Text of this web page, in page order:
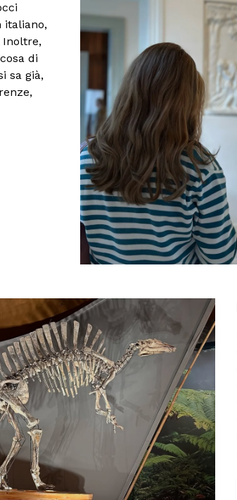
italiano,
Inoltre,
di
sa già,